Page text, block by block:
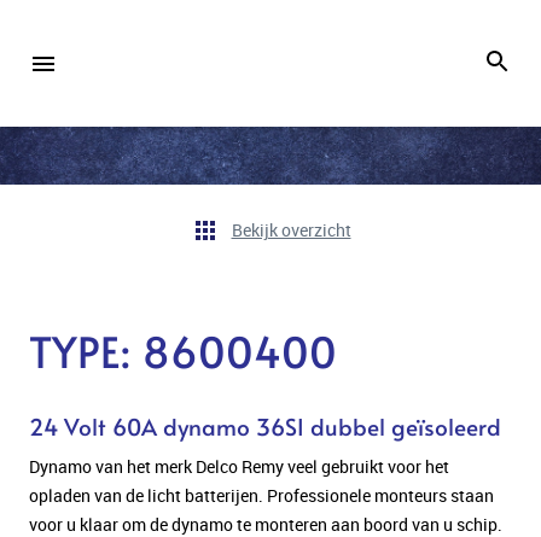
Bekijk overzicht
TYPE: 8600400
24 Volt 60A dynamo 36SI dubbel geïsoleerd
Dynamo van het merk Delco Remy veel gebruikt voor het
opladen van de licht batterijen. Professionele monteurs staan
voor u klaar om de dynamo te monteren aan boord van u schip.